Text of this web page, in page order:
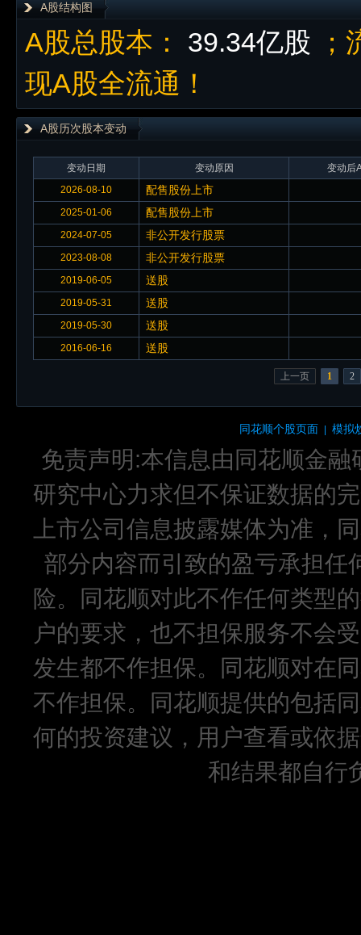
A股结构图
A股总股本： 39.34亿股
现A股全流通！
A股历次股本变动
变动日期 变动原因
变动后
2026-08-10
配售股份上市
2025-01-06 配售股份上市
2024-07-05 非公开发行股票
2023-08-08 非公开发行股票
2019-06-05 送股
2019-05-31 送股
2019-05-30 送股
2016-06-16 送股
上一页 1 2
同花顺个股页面 模拟
免责声明:本信息由同花顺金
研究中心力求但不保证数据的
上市公司信息披露媒体为准，
部分内容而引致的盈亏承担任
险。同花顺对此不作任何类型
户的要求，也不担保服务不会
发生都不作担保。同花顺对在
不作担保。同花顺提供的包括
何的投资建议，用户查看或依
和结果都自行